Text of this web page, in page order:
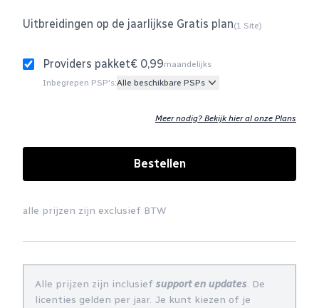
Uitbreidingen op de jaarlijkse Gratis plan(1 Site)
Providers pakket€ 0,99maandelijks
Inbegrepen PSP's:Alle beschikbare PSPs
Meer nodig? Bekijk hier al onze Plans
Bestellen
alle prijzen zijn exclusief BTW
Alle prijzen zijn inclusief support en updates. De
licenties gelden per jaar. Je kunt kiezen of je